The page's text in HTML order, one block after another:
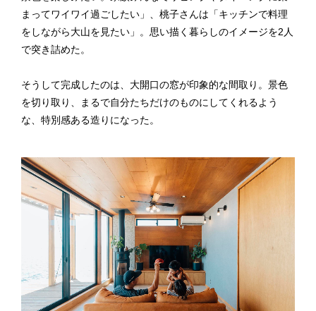
まってワイワイ過ごしたい」、桃子さんは「キッチンで料理
をしながら大山を見たい」。思い描く暮らしのイメージを2人
で突き詰めた。
そうして完成したのは、大開口の窓が印象的な間取り。景色
を切り取り、まるで自分たちだけのものにしてくれるよう
な、特別感ある造りになった。